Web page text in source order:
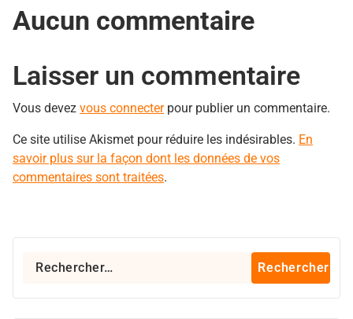
Aucun commentaire
Laisser un commentaire
Vous devez vous connecterpour publier un commentaire.
Ce site utilise Akismet pour réduire les indésirables. En
savoir plus sur la façon dont les données de vos
commentaires sont traitées.
Rechercher :